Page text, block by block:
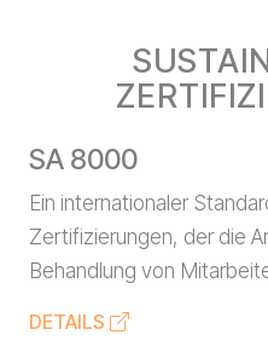
SA 8000
Ein internationaler
Zertifizierungen, der die
Behandlung von
DETAILS